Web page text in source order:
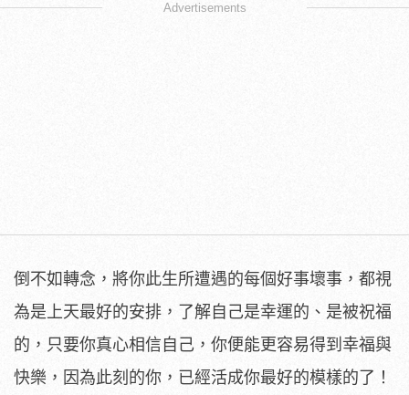
Advertisements
倒不如轉念，將你此生所遭遇的每個好事壞事，都視
為是上天最好的安排，了解自己是幸運的、是被祝福
的，只要你真心相信自己，你便能更容易得到幸福與
快樂，因為此刻的你，已經活成你最好的模樣的了！